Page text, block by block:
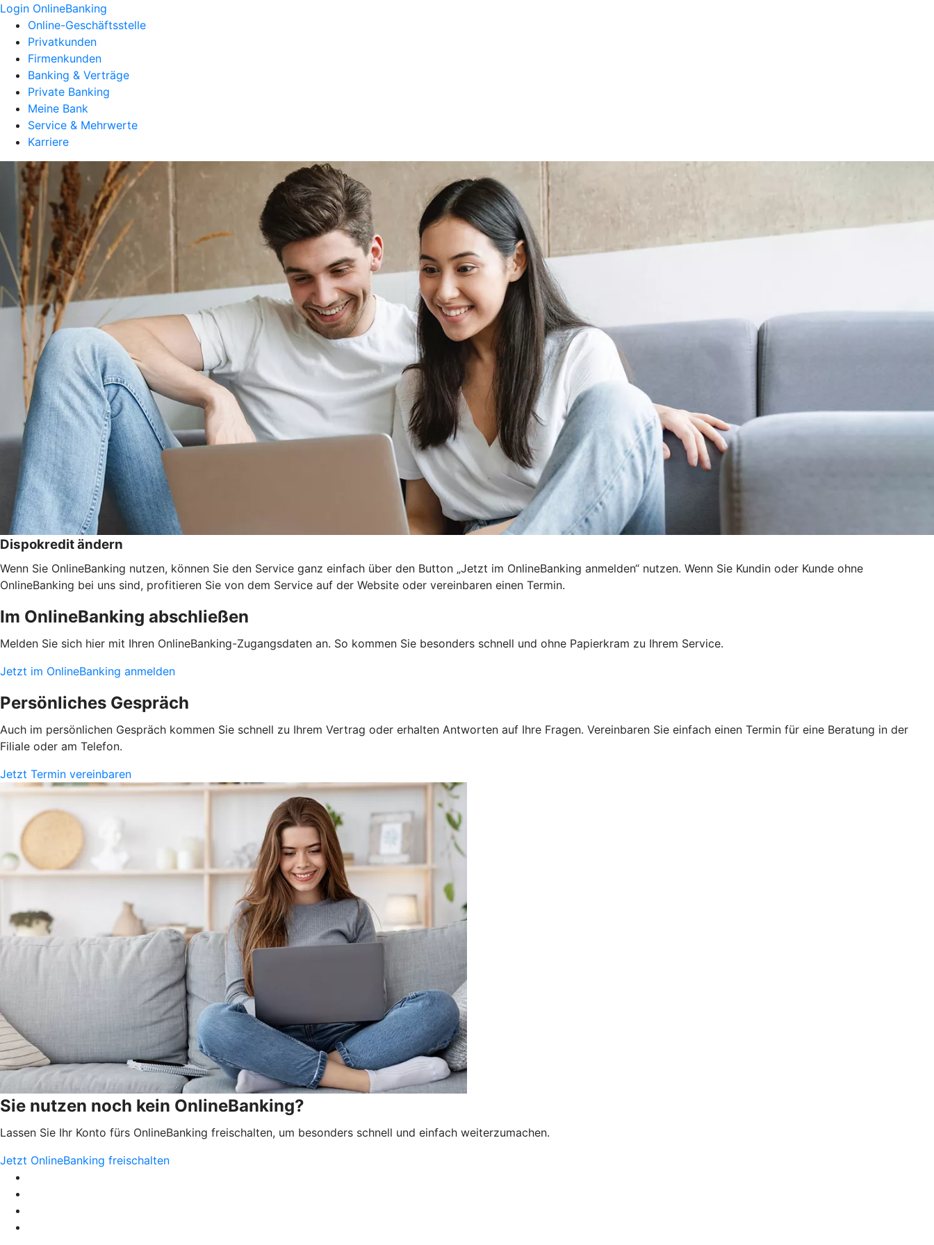
Login OnlineBanking
Online-Geschäftsstelle
Privatkunden
Firmenkunden
Banking & Verträge
Private Banking
Meine Bank
Service & Mehrwerte
Karriere
Dispokredit ändern
Wenn Sie OnlineBanking nutzen, können Sie den Service ganz einfach über den Button „Jetzt im OnlineBanking anmelden“ nutzen. Wenn Sie Kundin oder Kunde ohne
OnlineBanking bei uns sind, profitieren Sie von dem Service auf der Website oder vereinbaren einen Termin.
Im OnlineBanking abschließen
Melden Sie sich hier mit Ihren OnlineBanking-Zugangsdaten an. So kommen Sie besonders schnell und ohne Papierkram zu Ihrem Service.
Jetzt im OnlineBanking anmelden
Persönliches Gespräch
Auch im persönlichen Gespräch kommen Sie schnell zu Ihrem Vertrag oder erhalten Antworten auf Ihre Fragen. Vereinbaren Sie einfach einen Termin für eine Beratung in der
Filiale oder am Telefon.
Jetzt Termin vereinbaren
Sie nutzen noch kein OnlineBanking?
Lassen Sie Ihr Konto fürs OnlineBanking freischalten, um besonders schnell und einfach weiterzumachen.
Jetzt OnlineBanking freischalten